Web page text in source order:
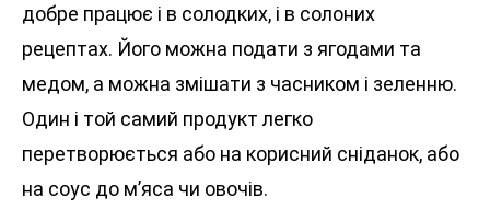
добре працює і в солодких, і в солоних
рецептах. Його можна подати з ягодами та
медом, а можна змішати з часником і зеленню.
Один і той самий продукт легко
перетворюється або на корисний сніданок, або
на соус до м’яса чи овочів.